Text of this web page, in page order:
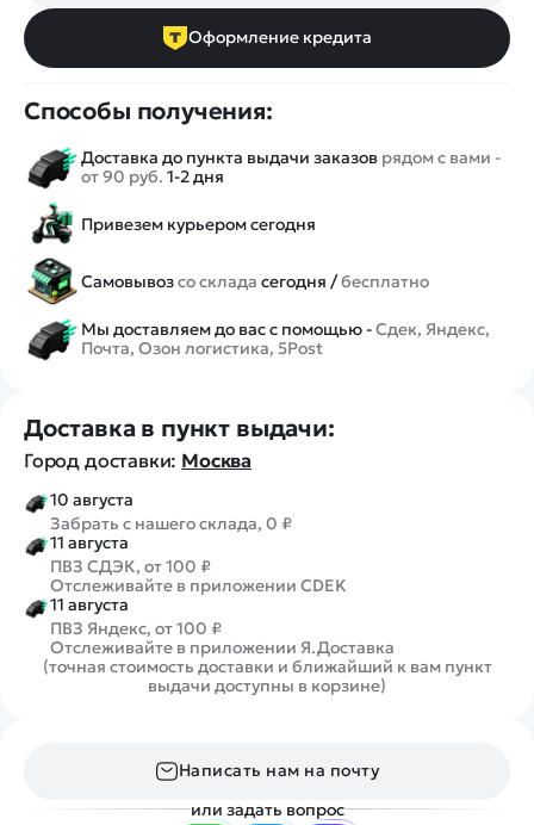
Оформление кредита
Способы получения:
Доставка до пункта выдачи заказов рядом с вами -
от 90 руб. 1-2 дня
Привезем курьером сегодня
Самовывозсо склада сегодня /бесплатно
Мы доставляем до вас с помощью -Сдек, Яндекс,
Почта, Озон логистика, 5Post
Доставка в пункт выдачи:
Город доставки: Москва
10 августа
Забрать с нашего склада, 0 ₽
11 августа
ПВЗ СДЭК, от 100 ₽
Отслеживайте в приложении CDEK
11 августа
ПВЗ Яндекс, от 100 ₽
Отслеживайте в приложении Я.Доставка
(точная стоимость доставки и ближайший к вам пункт
выдачи доступны в корзине)
Написать нам на почту
или задать вопрос